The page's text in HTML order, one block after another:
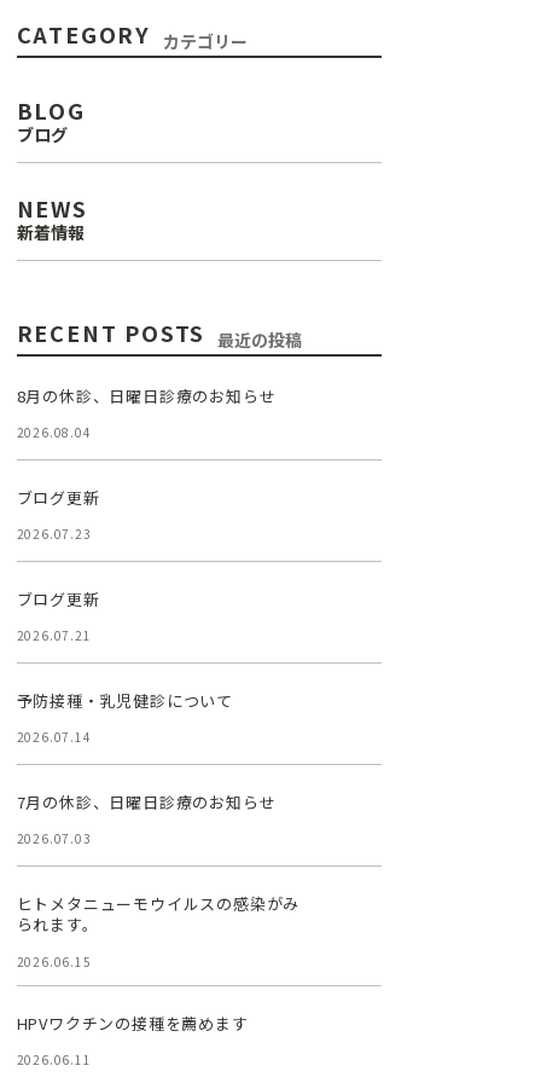
CATEGORY カテゴリー
BLOG
ブログ
NEWS
新着情報
RECENT POSTS 最近の投稿
8月の休診、日曜日診療のお知らせ
2026.08.04
ブログ更新
2026.07.23
ブログ更新
2026.07.21
予防接種・乳児健診について
2026.07.14
7月の休診、日曜日診療のお知らせ
2026.07.03
ヒトメタニューモウイルスの感染がみ
られます。
2026.06.15
HPVワクチンの接種を薦めます
2026.06.11